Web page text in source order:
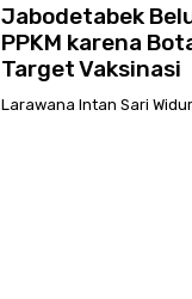
Jabodetabek
PPKM karena
Target Vaksinasi
Larawana Intan Sari